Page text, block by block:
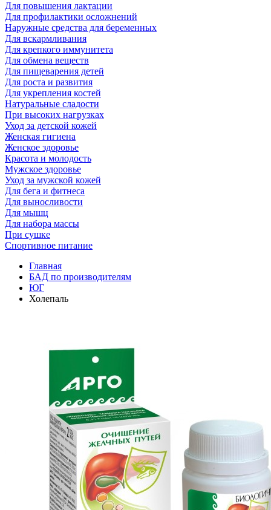
Для повышения лактации
Для профилактики осложнений
Наружные средства для беременных
Для вскармливания
Для крепкого иммунитета
Для обмена веществ
Для пищеварения детей
Для роста и развития
Для укрепления костей
Натуральные сладости
При высоких нагрузках
Уход за детской кожей
Женская гигиена
Женское здоровье
Красота и молодость
Мужское здоровье
Уход за мужской кожей
Для бега и фитнеса
Для выносливости
Для мышц
Для набора массы
При сушке
Спортивное питание
Главная
БАД по производителям
ЮГ
Холепаль